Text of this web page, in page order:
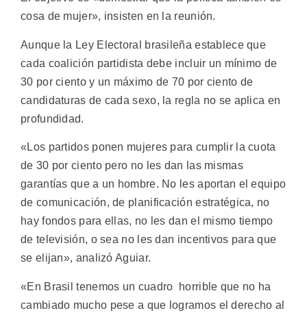
cosa de mujer», insisten en la reunión.
Aunque la Ley Electoral brasileña establece que
cada coalición partidista debe incluir un mínimo de
30 por ciento y un máximo de 70 por ciento de
candidaturas de cada sexo, la regla no se aplica en
profundidad.
«Los partidos ponen mujeres para cumplir la cuota
de 30 por ciento pero no les dan las mismas
garantías que a un hombre. No les aportan el equipo
de comunicación, de planificación estratégica, no
hay fondos para ellas, no les dan el mismo tiempo
de televisión, o sea no les dan incentivos para que
se elijan», analizó Aguiar.
«En Brasil tenemos un cuadro horrible que no ha
cambiado mucho pese a que logramos el derecho al